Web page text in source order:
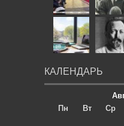
КАЛЕНДАРЬ
Пн
Вт Ср